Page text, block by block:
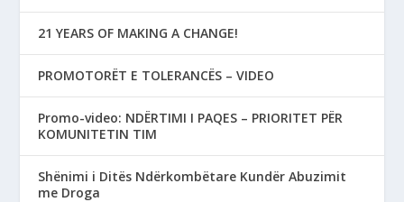
21 YEARS OF MAKING A CHANGE!
PROMOTORËT E TOLERANCËS – VIDEO
Promo-video: NDËRTIMI I PAQES – PRIORITET PËR
KOMUNITETIN TIM
Shënimi i Ditës Ndërkombëtare Kundër Abuzimit
me Droga